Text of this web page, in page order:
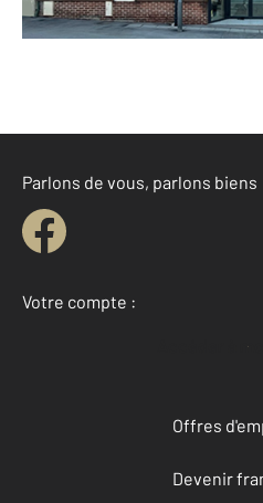
Parlons de vous, parlons biens
Votre compte :
Accéder à
Offres
Devenir